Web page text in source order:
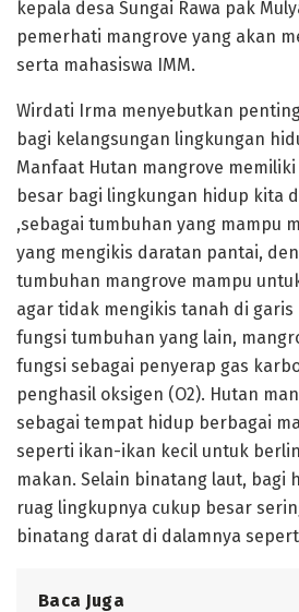
kepala desa Sungai Rawa pak
pemerhati mangrove yang akan
serta mahasiswa IMM.
Wirdati Irma menyebutkan
bagi kelangsungan lingkungan
Manfaat Hutan mangrove
besar bagi lingkungan hidup kita
,sebagai tumbuhan yang mampu
yang mengikis daratan pantai,
tumbuhan mangrove mampu
agar tidak mengikis tanah di garis
fungsi tumbuhan yang lain,
fungsi sebagai penyerap gas
penghasil oksigen (O2). Hutan
sebagai tempat hidup berbagai
seperti ikan-ikan kecil untuk
makan. Selain binatang laut, bagi
ruag lingkupnya cukup besar
binatang darat di dalamnya
Baca Juga